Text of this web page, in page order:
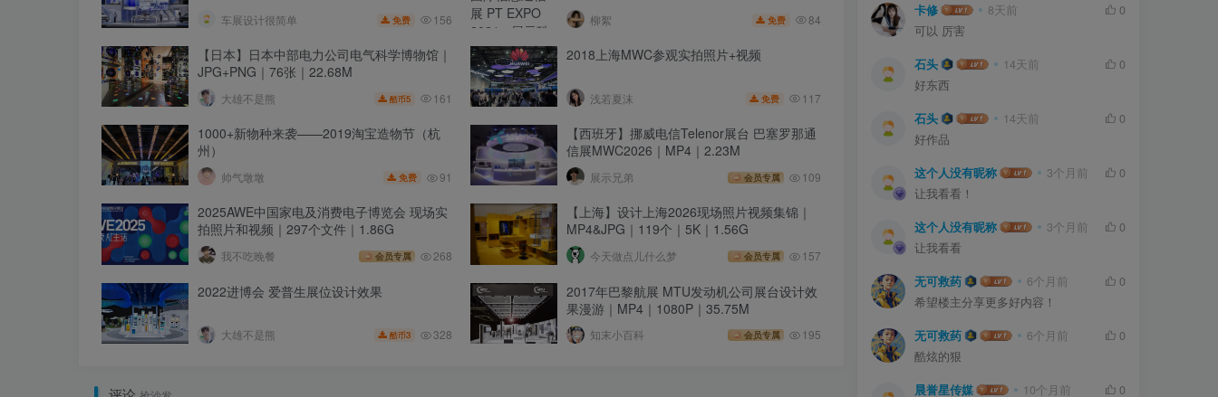
车展设计很简单 免费 156 柳絮 免费 84
【日本】日本中部电力公司电气科学博物馆｜
JPG+PNG｜76张｜22.68M
大雄不是熊 酷币5 161
2018上海MWC参观实拍照片+视频
浅若夏沫 免费 117
1000+新物种来袭——2019淘宝造物节（杭
州）
帅气墩墩 免费 91
【西班牙】挪威电信Telenor展台 巴塞罗那通
信展MWC2026｜MP4｜2.23M
展示兄弟 会员专属 109
2025AWE中国家电及消费电子博览会 现场实
拍照片和视频｜297个文件｜1.86G
我不吃晚餐 会员专属 268
【上海】设计上海2026现场照片视频集锦｜
MP4&JPG｜119个｜5K｜1.56G
今天做点儿什么梦 会员专属 157
2022进博会 爱普生展位设计效果
大雄不是熊 酷币3 328
2017年巴黎航展 MTU发动机公司展台设计效
果漫游｜MP4｜1080P｜35.75M
知末小百科 会员专属 195
卡修 8天前
0
可以 厉害
石头 14天前
0
好东西
石头 14天前
0
好作品
这个人没有昵称 3个月前
0
让我看看！
这个人没有昵称 3个月前
0
让我看看
无可救药 6个月前
0
希望楼主分享更多好内容！
无可救药 6个月前
0
酷炫的狠
晨誉星传媒 10个月前
0